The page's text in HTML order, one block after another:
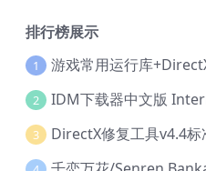
排行榜展示
1 游戏常用运行库
2
3 DirectX修复工具v4.4